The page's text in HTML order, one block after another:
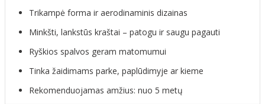
Trikampė forma ir aerodinaminis dizainas
Minkšti, lankstūs kraštai – patogu ir saugu pagauti
Ryškios spalvos geram matomumui
Tinka žaidimams parke, paplūdimyje ar kieme
Rekomenduojamas amžius: nuo 5 metų